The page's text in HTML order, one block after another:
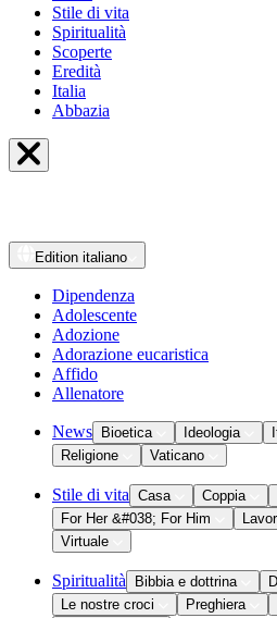
Stile di vita
Spiritualità
Scoperte
Eredità
Italia
Abbazia
Edition italiano
Dipendenza
Adolescente
Adozione
Adorazione eucaristica
Affido
Allenatore
News Bioetica Ideologia
Religione
Vaticano
Stile di vita Casa Coppia
For Her &#038; For Him
Virtuale
Spiritualità Bibbia e dottrina
Le nostre croci
Preghiera